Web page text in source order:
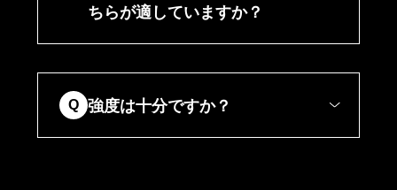
ちらが適していますか？
Q 強度は十分ですか？